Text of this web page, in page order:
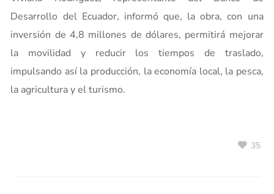
Desarrollo del Ecuador, informó que, la obra, con una
inversión de 4,8 millones de dólares, permitirá mejorar
la movilidad y reducir los tiempos de traslado,
impulsando así la producción, la economía local, la pesca,
la agricultura y el turismo.
35